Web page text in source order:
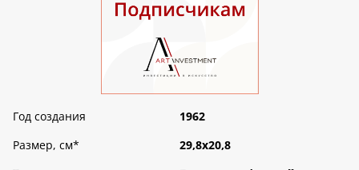
Год создания
1962
Размер, см*
29,8х20,8